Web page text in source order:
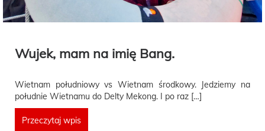
Wujek, mam na imię Bang.
Wietnam południowy vs Wietnam środkowy. Jedziemy na
południe Wietnamu do Delty Mekong. I po raz […]
Przeczytaj wpis